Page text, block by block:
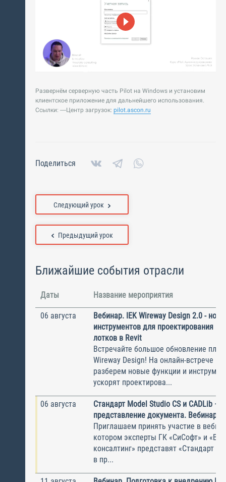
Развернём серверную часть Pilot на Windows и установим
клиентское приложение для дальнейшего использования.
Ссылки: —Центр загрузок: pilot.ascon.ru
Поделиться
Предыдущий урок
Следующий урок
Ближайшие события отрасли
Даты Название мероприятия
06 августа
Вебинар. IEK Wireway Design 2.0 -
инструментов для проектирования
лотков в Revit
Встречайте большое обновление
Wireway Design! На онлайн-встрече
разберем новые функции и
ускорят проектирова...
06 августа
Стандарт Model Studio CS и CADLib —
представление документа. Вебинар
Приглашаем принять участие в
котором эксперты ГК «СиСофт» и
консалтинг» представят «Стандарт
в пр...